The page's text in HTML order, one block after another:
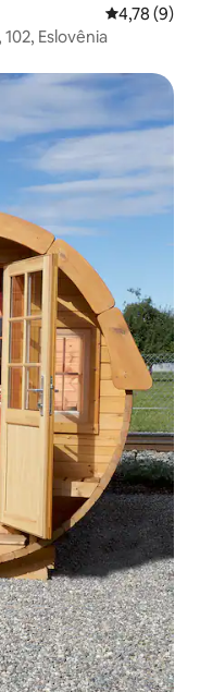
4,78 de
4,78 (9)
Eslovênia